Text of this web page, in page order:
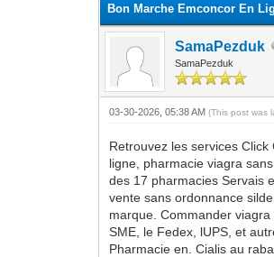
Bon Marche Emconcor En
SamaPezduk
SamaPezduk
03-30-2026, 05:38 AM(This post was
Retrouvez les services
ligne, pharmacie viagra
des 17 pharmacies Servais
vente sans ordonnance
marque. Commander
SME, le Fedex, lUPS, et
Pharmacie en. Cialis au